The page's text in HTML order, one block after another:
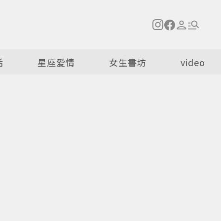
星座愛情 女生書坊 video